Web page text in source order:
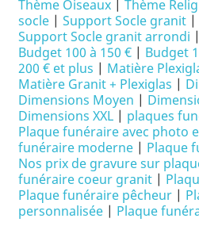
Thème Oiseaux | Thème
socle | Support Socle granit |
Support Socle granit arrondi |
Budget 100 à 150 € | Budget
200 € et plus | Matière
Matière Granit + Plexiglas |
Dimensions Moyen |
Dimensions XXL | plaques
Plaque funéraire avec photo
funéraire moderne | Plaque
Nos prix de gravure sur
funéraire coeur granit |
Plaque funéraire pêcheur |
personnalisée | Plaque